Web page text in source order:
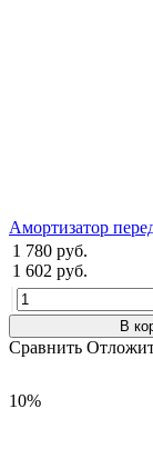
Амортизатор
1 780 руб.
1 602 руб.
В
Сравнить
10%